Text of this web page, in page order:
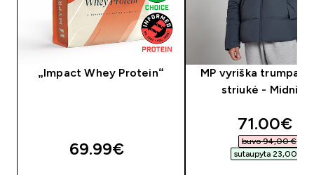
„Impact Whey Protein“
69.99€‎
MP vyriška trumpa
striukė -
71.00€‎
buvo 94,00 €‎
sutaupyta 23,00 €‎